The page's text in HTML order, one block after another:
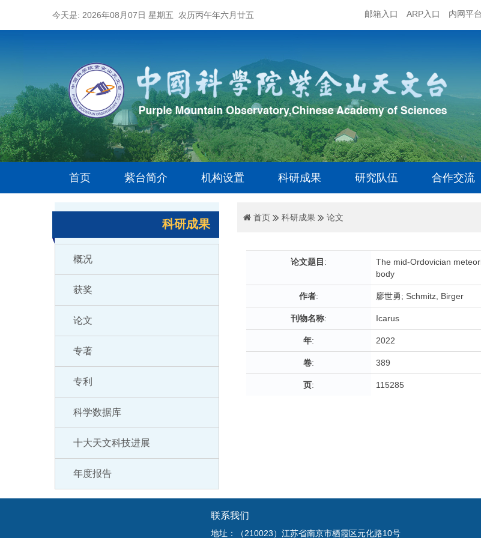
今天是: 2026年08月07日 星期五 农历丙午年六月廿五 邮箱入口 ARP入口 内网平台
首页 紫台简介 机构设置 科研成果 研究队伍 合作交流
科研成果
概况
获奖
论文
专著
专利
科学数据库
十大天文科技进展
年度报告
首页 科研成果 论文
论文题目 :
The mid-Ordovician
body
作者: 廖世勇; Schmitz, Birger
刊物名称: Icarus
年: 2022
卷: 389
页: 115285
联系我们
地址：（210023）江苏省南京市栖霞区元化路10号